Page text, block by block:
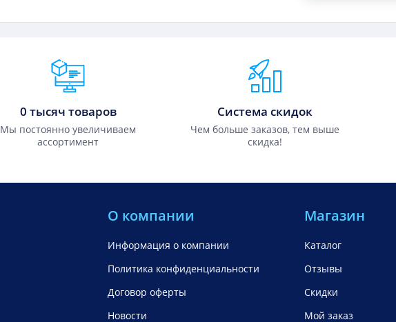
0 тысяч товаров
Мы постоянно увеличиваем
ассортимент
Система скидок
Чем больше заказов, тем выше
скидка!
О компании
Информация о компании
Политика конфиденциальности
Договор оферты
Новости
Магазин
Каталог
Отзывы
Скидки
Мой заказ